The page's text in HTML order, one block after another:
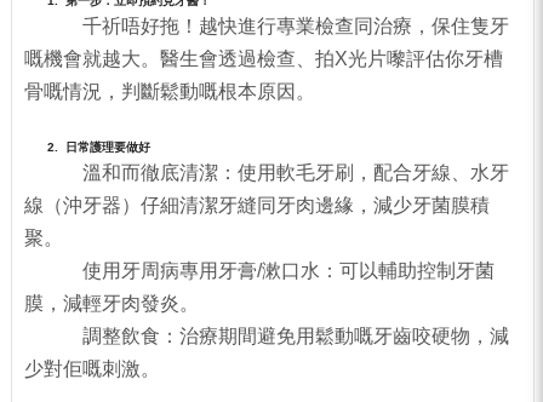
千祈唔好拖！越快進行專業檢查同治療，保住隻牙
嘅機會就越大。醫生會透過檢查、拍X光片嚟評估你牙槽
骨嘅情況，判斷鬆動嘅根本原因。
2. 日常護理要做好
溫和而徹底清潔：使用軟毛牙刷，配合牙線、水牙
線（沖牙器）仔細清潔牙縫同牙肉邊緣，減少牙菌膜積
聚。
使用牙周病專用牙膏/漱口水：可以輔助控制牙菌
膜，減輕牙肉發炎。
調整飲食：治療期間避免用鬆動嘅牙齒咬硬物，減
少對佢嘅刺激。